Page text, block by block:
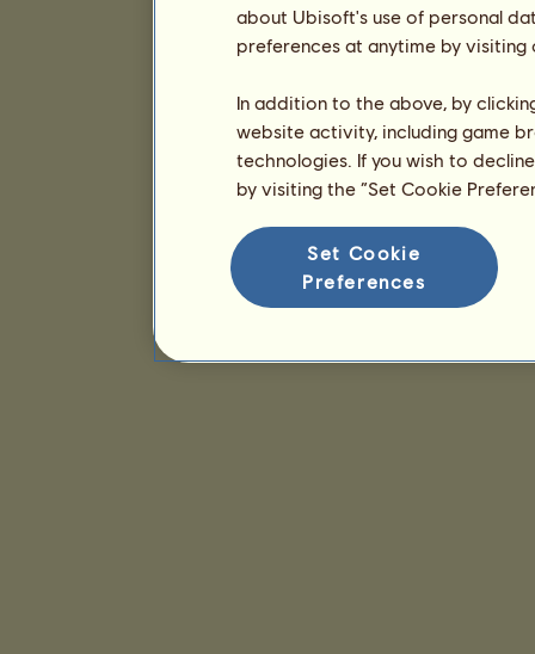
about Ubisoft's use of personal
preferences at anytime by
In addition to the above, by
website activity, including game
technologies. If you wish to
by visiting the “Set Cookie
Set Cookie
Preferences